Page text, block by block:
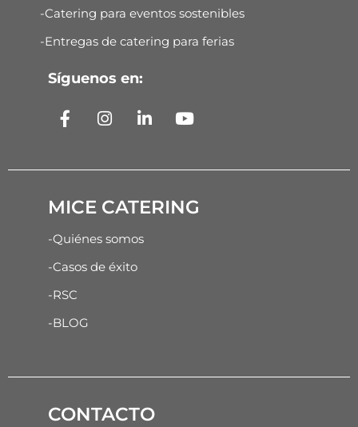
-Catering para eventos sostenibles
-Entregas de catering para ferias
Síguenos en:
MICE CATERING
-Quiénes somos
-Casos de éxito
-RSC
-BLOG
CONTACTO